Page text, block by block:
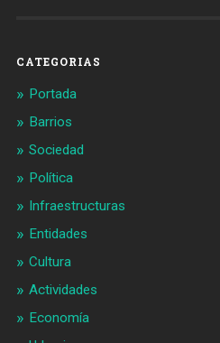
CATEGORIAS
Portada
Barrios
Sociedad
Política
Infraestructuras
Entidades
Cultura
Actividades
Economía